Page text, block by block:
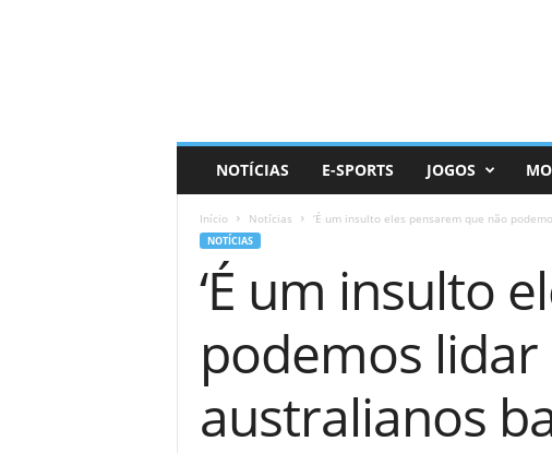
NOTÍCIAS E-SPORTS JOGOS
Início Notícias ‘É um insulto eles pensarem que não
NOTÍCIAS
‘É um insulto
podemos lidar
australianos